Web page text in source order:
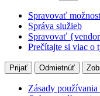
Spravovať
Správa služieb
Spravovať
Prečítajte si viac o
Prijať Odmietnúť
Zásady